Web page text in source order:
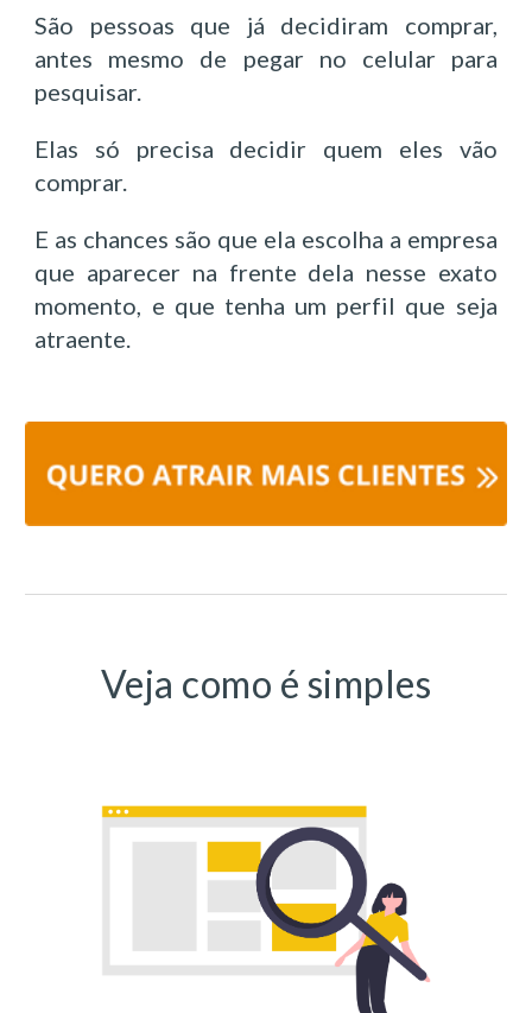
São pessoas que já decidiram comprar,
antes mesmo de pegar no celular para
pesquisar.
Elas só precisa decidir quem eles vão
comprar.
E as chances são que ela escolha a empresa
que aparecer na frente dela nesse exato
momento, e que tenha um perfil que seja
atraente.
Veja como é simples